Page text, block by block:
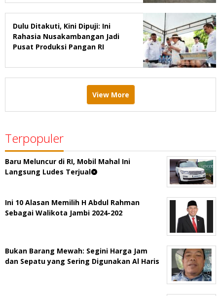
Dulu Ditakuti, Kini Dipuji: Ini
Rahasia Nusakambangan Jadi
Pusat Produksi Pangan RI
View More
Terpopuler
Baru Meluncur di RI, Mobil Mahal Ini
Langsung Ludes Terjual
Ini 10 Alasan Memilih H Abdul Rahman
Sebagai Walikota Jambi 2024-202
Bukan Barang Mewah: Segini Harga Jam
dan Sepatu yang Sering Digunakan Al Haris